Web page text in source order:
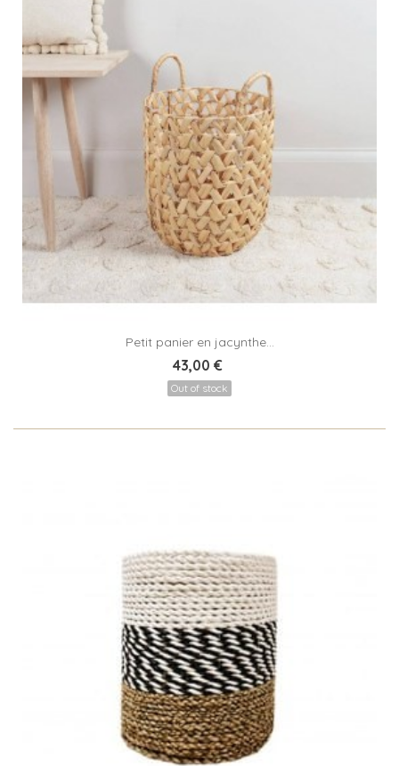
Petit panier en jacynthe...
43,00 €
Out of stock